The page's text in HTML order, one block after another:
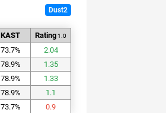
Dust2
KAST Rating1.0
73.7%
2.04
78.9%
1.35
78.9%
1.33
78.9%
1.1
73.7% 0.9